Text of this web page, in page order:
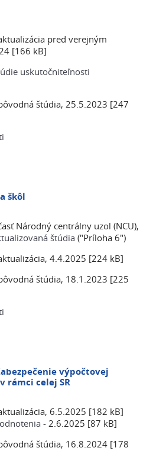
pred verejným
[166 kB]
uskutočniteľnosti
štúdia, 25.5.2023 [247
škôl
Národný centrálny uzol (NCU),
štúdia ("Príloha 6")
4.4.2025 [224 kB]
štúdia, 18.1.2023 [225
výpočtovej
rámci celej SR
6.5.2025 [182 kB]
- 2.6.2025 [87 kB]
štúdia, 16.8.2024 [178